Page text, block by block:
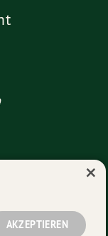
AKZEPTIEREN
×